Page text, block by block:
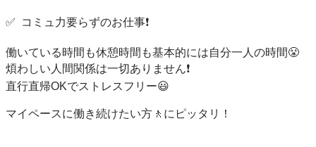
✅ コミュ力要らずのお仕事❗️
働いている時間も休憩時間も基本的には自分一人の時間😤
煩わしい人間関係は一切ありません❗️
直行直帰OKでストレスフリー😃
マイペースに働き続けたい方🚶にピッタリ！